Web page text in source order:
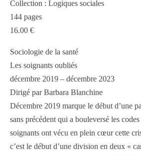
Collection : Logiques sociales
144 pages
16.00 €
Sociologie de la santé
Les soignants oubliés
décembre 2019 – décembre 2023
Dirigé par Barbara Blanchine
Décembre 2019 marque le début d’une
sans précédent qui a bouleversé les
soignants ont vécu en plein cœur cette
c’est le début d’une division en deux «